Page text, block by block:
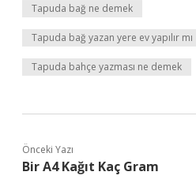
Tapuda bağ ne demek
Tapuda bağ yazan yere ev yapılır mı
Tapuda bahçe yazması ne demek
Önceki Yazı
Bir A4 Kağıt Kaç Gram